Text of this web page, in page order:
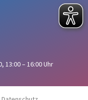
13:00 – 16:00 Uhr